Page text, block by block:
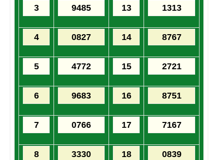
3 9485 13 1313
4 0827 14 8767
5 4772 15 2721
6 9683 16 8751
7 0766 17 7167
8 3330 18 0839